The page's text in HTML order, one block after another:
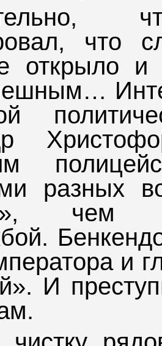
что
открыло и
разных
чем
и
И